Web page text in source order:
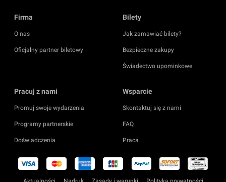
Firma
O nas
Oficjalny partner biletowy
Bilety
Jak zamawiać bilety?
Bezpieczne zakupy
Świadectwo upominkowe
Pracuj z nami
Promuj swoje wydarzenia
Programy partnerskie
Doświadczenia
Wsparcie
Skontaktuj się z nami
FAQ
Praca